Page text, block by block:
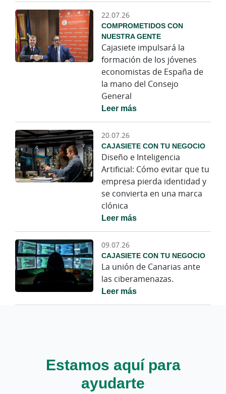
22.07.26
COMPROMETIDOS CON
NUESTRA GENTE
Cajasiete impulsará la
formación de los jóvenes
economistas de España de
la mano del Consejo
General
Leer más
20.07.26
CAJASIETE CON TU NEGOCIO
Diseño e Inteligencia
Artificial: Cómo evitar que tu
empresa pierda identidad y
se convierta en una marca
clónica
Leer más
09.07.26
CAJASIETE CON TU NEGOCIO
La unión de Canarias ante
las ciberamenazas.
Leer más
Estamos aquí para
ayudarte